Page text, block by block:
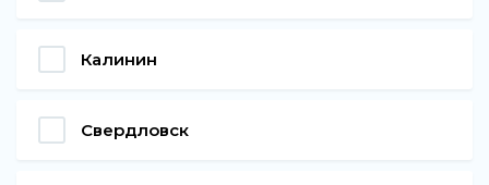
Калинин
Свердловск